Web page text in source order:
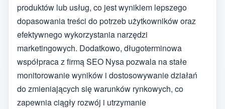
produktów lub usług, co jest wynikiem lepszego
dopasowania treści do potrzeb użytkowników oraz
efektywnego wykorzystania narzędzi
marketingowych. Dodatkowo, długoterminowa
współpraca z firmą SEO Nysa pozwala na stałe
monitorowanie wyników i dostosowywanie działań
do zmieniających się warunków rynkowych, co
zapewnia ciągły rozwój i utrzymanie